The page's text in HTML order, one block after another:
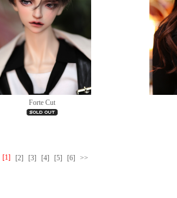
Forte Cut
[1] [2] [3] [4] [5] [6] >>